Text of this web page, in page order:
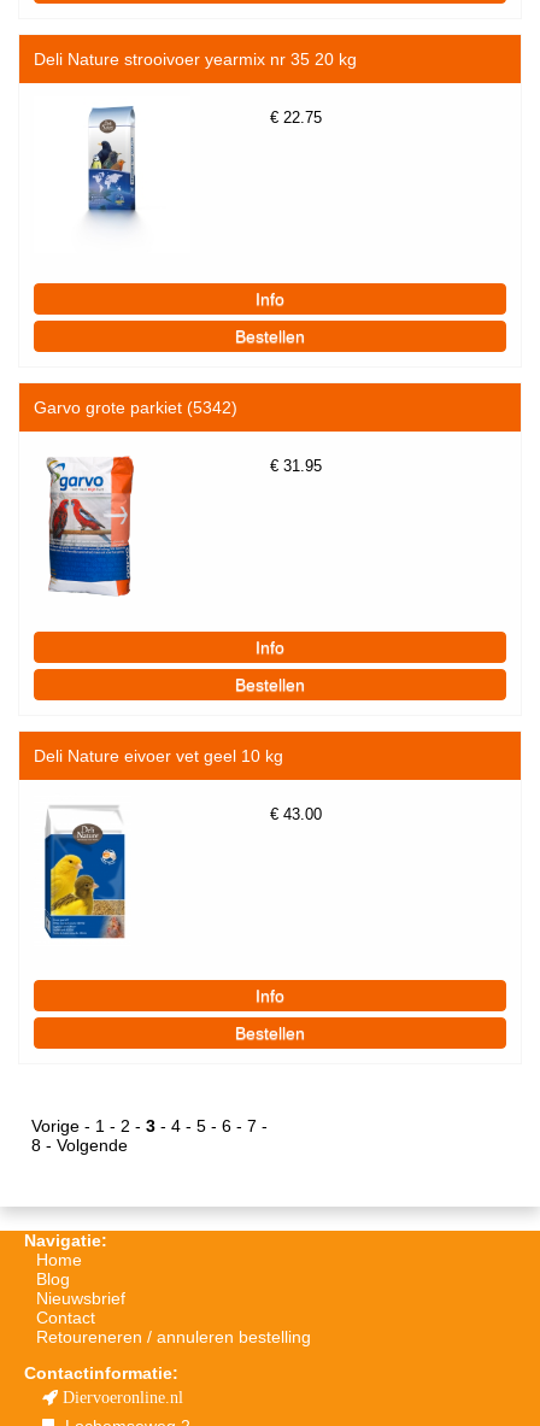
Deli Nature strooivoer yearmix nr 35 20 kg
€ 22.75
Garvo grote parkiet (5342)
€ 31.95
Deli Nature eivoer vet geel 10 kg
€ 43.00
Vorige - 1 - 2 - 3 - 4 - 5 - 6 - 7 -
8 - Volgende
Navigatie:
Home
Blog
Nieuwsbrief
Contact
Retoureneren / annuleren bestelling
Contactinformatie:
Diervoeronline.nl